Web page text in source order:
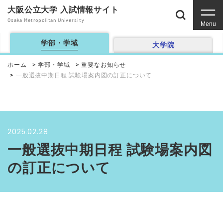
大阪公立大学 入試情報サイト
Osaka Metropolitan University
Menu
学部・学域 大学院
ホーム 学部・学域
重要なお知らせ
一般選抜中期日程 試験場案内図の訂正について
2025.02.28
一般選抜中期日程 試験場案内図
の訂正について